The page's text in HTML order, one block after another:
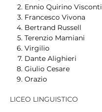
Ennio Quirino Visconti
Francesco Vivona
Bertrand Russell
Terenzio Mamiani
Virgilio
Dante Alighieri
Giulio Cesare
Orazio
LICEO LINGUISTICO